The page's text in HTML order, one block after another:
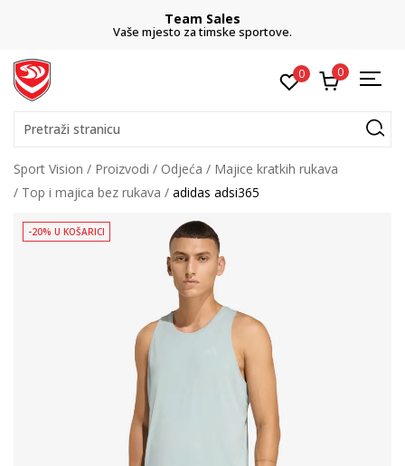
Team Sales
Vaše mjesto za timske sportove.
0 0
Pretraži stranicu
Sport Vision Proizvodi Odjeća
Majice kratkih rukava
Top i majica bez rukava
adidas adsi365
-20% U KOŠARICI